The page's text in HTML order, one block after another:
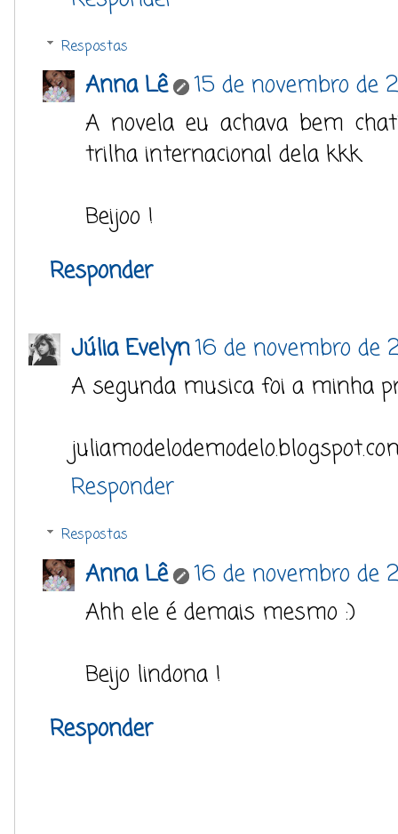
Respostas
Anna Lê
15 de novembro de
A novela eu achava bem
trilha internacional dela kkk.
Beijoo !
Responder
Júlia Evelyn16 de novembro de
A segunda musica foi a minha
Responder
Respostas
Anna Lê
16 de novembro de
Ahh ele é demais mesmo :)
Beijo lindona !
Responder